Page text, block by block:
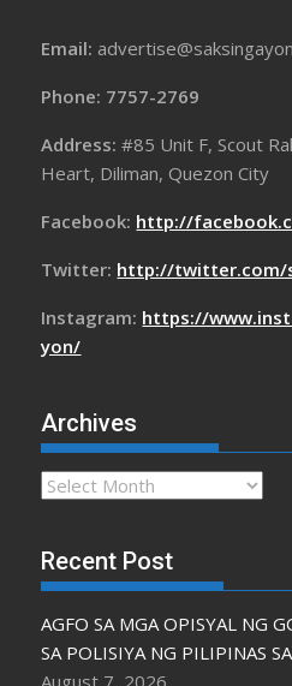
Email:
Phone: 7757-2769
Address:#85 Unit F, Scout
Heart, Diliman, Quezon City
Facebook: http://
Twitter: http://twitter.com/
Instagram: https://
yon/
Archives
Archives
Recent Post
AGFO SA MGA OPISYAL NG
SA POLISIYA NG PILIPINAS